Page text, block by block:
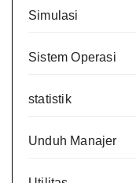
Simulasi
Sistem Operasi
statistik
Unduh Manajer